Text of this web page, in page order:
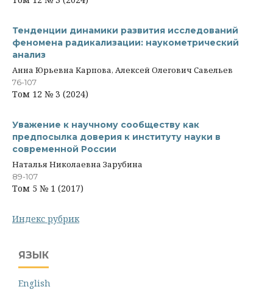
Тенденции динамики развития исследований
феномена радикализации: наукометрический
анализ
Анна Юрьевна Карпова, Алексей Олегович Савельев
76-107
Том 12 № 3 (2024)
Уважение к научному сообществу как
предпосылка доверия к институту науки в
современной России
Наталья Николаевна Зарубина
89-107
Том 5 № 1 (2017)
Индекс рубрик
ЯЗЫК
English